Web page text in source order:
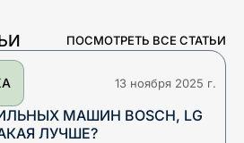
ПОСМОТРЕТЬ ВСЕ СТАТЬИ
13 ноября 2025 г.
МАШИН BOSCH, LG
ЛУЧШЕ?